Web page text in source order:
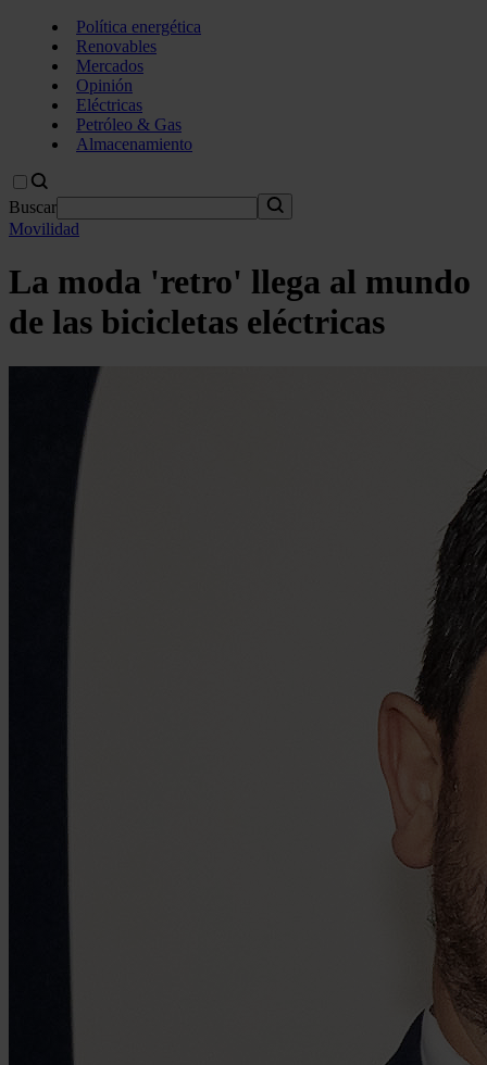
Política energética
Renovables
Mercados
Opinión
Eléctricas
Petróleo & Gas
Almacenamiento
Buscar
Movilidad
La moda 'retro' llega al mundo
de las bicicletas eléctricas